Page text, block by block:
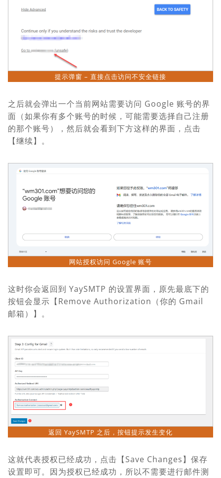
提示弹窗 – 直接点击访问不安全链接
之后就会弹出一个当前网站需要访问 Google 账号的界
面（如果你有多个账号的时候，可能需要选择自己注册
的那个账号），然后就会看到下方这样的界面，点击
【继续】。
网站授权访问 Google 账号
这时你会返回到 YaySMTP 的设置界面，原先最底下的
按钮会显示【Remove Authorization（你的 Gmail
邮箱）】。
返回 YaySMTP 之后，按钮提示发生变化
这就代表授权已经成功，点击【Save Changes】保存
设置即可。因为授权已经成功，所以不需要进行邮件测